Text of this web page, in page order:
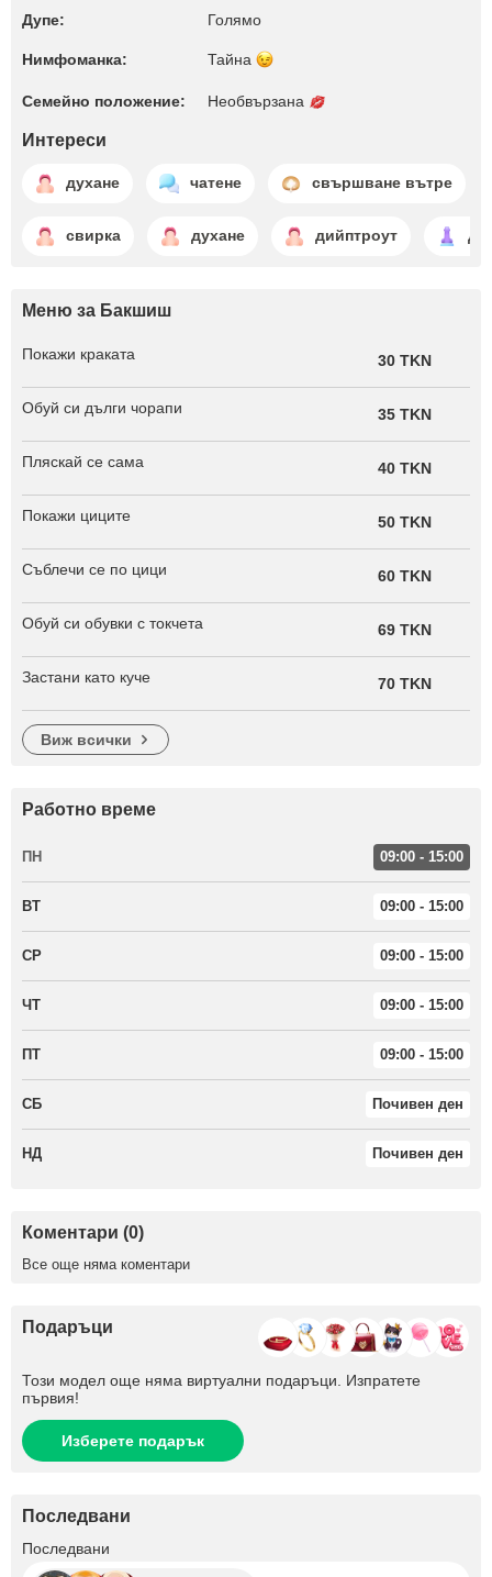
Дупе: Голямо
Нимфоманка: Тайна
Семейно положение: Необвързана
Интереси
духане чатене свършване вътре
свирка духане дийптроут
Меню за Бакшиш
Покажи краката 30 TKN
Обуй си дълги чорапи 35 TKN
Пляскай се сама 40 TKN
Покажи циците 50 TKN
Съблечи се по цици 60 TKN
Обуй си обувки с токчета 69 TKN
Застани като куче 70 TKN
виж всички
Работно време
ПН 09:00 - 15:00
ВТ 09:00 - 15:00
СР 09:00 - 15:00
ЧТ 09:00 - 15:00
ПТ 09:00 - 15:00
СБ Почивен ден
НД Почивен ден
Коментари (0)
Все още няма коментари
Подаръци
Този модел още няма виртуални подаръци. Изпратете
първия!
Изберете подарък
Последвани
Последвани